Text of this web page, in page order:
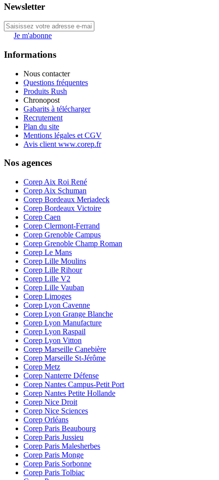
Newsletter
Je m'abonne
Informations
Nous contacter
Questions fréquentes
Produits Rush
Chronopost
Gabarits à télécharger
Recrutement
Plan du site
Mentions légales et CGV
Avis client www.corep.fr
Nos agences
Corep Aix Roi René
Corep Aix Schuman
Corep Bordeaux Meriadeck
Corep Bordeaux Victoire
Corep Caen
Corep Clermont-Ferrand
Corep Grenoble Campus
Corep Grenoble Champ Roman
Corep Le Mans
Corep Lille Moulins
Corep Lille Rihour
Corep Lille V2
Corep Lille Vauban
Corep Limoges
Corep Lyon Cavenne
Corep Lyon Grange Blanche
Corep Lyon Manufacture
Corep Lyon Raspail
Corep Lyon Vitton
Corep Marseille Canebière
Corep Marseille St-Jérôme
Corep Metz
Corep Nanterre Défense
Corep Nantes Campus-Petit Port
Corep Nantes Petite Hollande
Corep Nice Droit
Corep Nice Sciences
Corep Orléans
Corep Paris Beaubourg
Corep Paris Jussieu
Corep Paris Malesherbes
Corep Paris Monge
Corep Paris Sorbonne
Corep Paris Tolbiac